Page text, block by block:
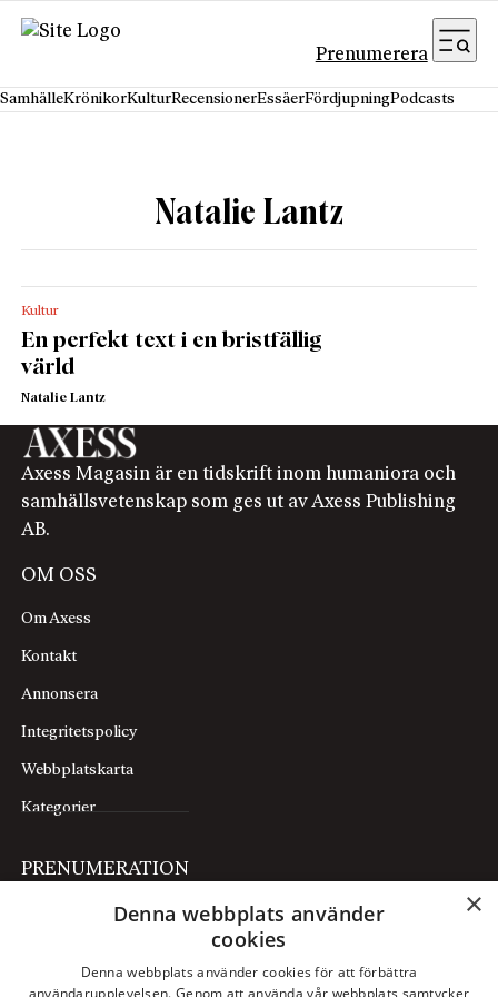
Hoppa till innehåll
Prenumerera
SamhälleKrönikorKulturRecensionerEssäerFördjupningPodcasts
Natalie Lantz
Kultur
En perfekt text i en bristfällig
värld
Natalie Lantz
Axess Magasin är en tidskrift inom humaniora och
samhällsvetenskap som ges ut av Axess Publishing
AB.
OM OSS
Om Axess
Kontakt
Annonsera
Integritetspolicy
Webbplatskarta
Kategorier
PRENUMERATION
×
Denna webbplats använder
cookies
Denna webbplats använder cookies för att förbättra
användarupplevelsen. Genom att använda vår webbplats samtycker